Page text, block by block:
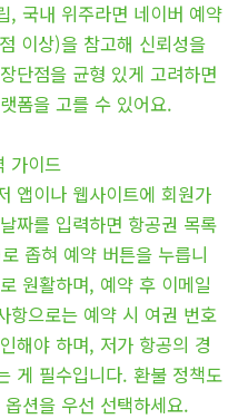
, 국내 위주라면 네이버 예약
이상)을 참고해 신뢰성을
단점을 균형 있게 고려하면
폼을 고를 수 있어요.
가이드
앱이나 웹사이트에 회원가
짜를 입력하면 항공권 목록
좁혀 예약 버튼을 누릅니
원활하며, 예약 후 이메일
항으로는 예약 시 여권 번호
해야 하며, 저가 항공의 경
게 필수입니다. 환불 정책도
션을 우선 선택하세요.